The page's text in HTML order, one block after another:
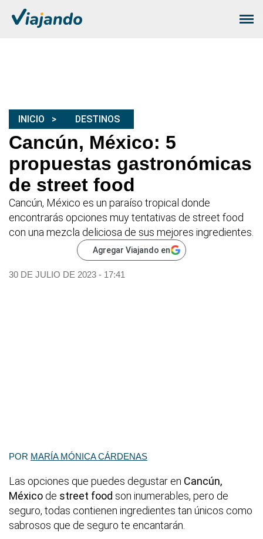
INICIO DESTINOS
Cancún, México: 5
propuestas gastronómicas
de street food
Cancún, México es un paraíso tropical donde
encontrarás opciones muy tentativas de street food
con una mezcla deliciosa de sus mejores ingredientes.
Agregar Viajando en
30 DE JULIO DE 2023 - 17:41
POR MARÍA MÓNICA CÁRDENAS
Las opciones que puedes degustar en Cancún,
México de street food son inumerables, pero de
seguro, todas contienen ingredientes tan únicos como
sabrosos que de seguro te encantarán.